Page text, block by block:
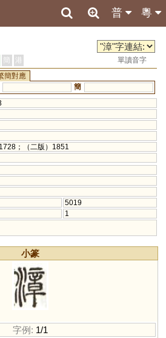
粵
普
簡 港
單讀音字
簡對應
簡
1728；（二版）1851
5019
1
小篆
字例: 1/1